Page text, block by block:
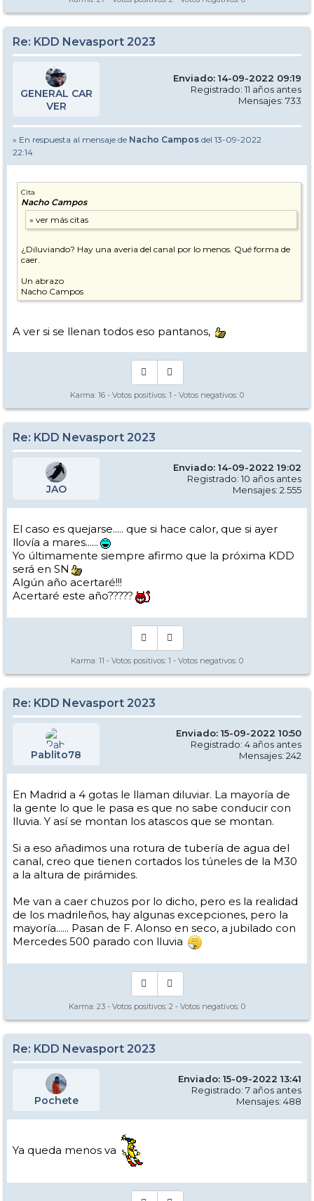
Re: KDD Nevasport 2023
GENERAL CAR
VER
Enviado: 14-09-2022 09:19
Registrado: 11 años antes
Mensajes: 733
» En respuesta al mensaje de Nacho Campos del 13-09-2022
22:14
Cita
Nacho Campos
¿Diluviando? Hay una averia del canal por lo menos. Qué forma de
caer.
Un abrazo
Nacho Campos
A ver si se llenan todos eso pantanos,
Karma: 16 - Votos positivos: 1 - Votos negativos: 0
Re: KDD Nevasport 2023
JAO
Enviado: 14-09-2022 19:02
Registrado: 10 años antes
Mensajes: 2.555
El caso es quejarse..... que si hace calor, que si ayer
llovía a mares......
Yo últimamente siempre afirmo que la próxima KDD
será en SN
Algún año acertaré!!!
Acertaré este año?????
Karma: 11 - Votos positivos: 1 - Votos negativos: 0
Re: KDD Nevasport 2023
Pablito78
Enviado: 15-09-2022 10:50
Registrado: 4 años antes
Mensajes: 242
En Madrid a 4 gotas le llaman diluviar. La mayoría de
la gente lo que le pasa es que no sabe conducir con
lluvia. Y así se montan los atascos que se montan.
Si a eso añadimos una rotura de tubería de agua del
canal, creo que tienen cortados los túneles de la M30
a la altura de pirámides.
Me van a caer chuzos por lo dicho, pero es la realidad
de los madrileños, hay algunas excepciones, pero la
mayoría...... Pasan de F. Alonso en seco, a jubilado con
Mercedes 500 parado con lluvia
Karma: 23 - Votos positivos: 2 - Votos negativos: 0
Re: KDD Nevasport 2023
Pochete
Enviado: 15-09-2022 13:41
Registrado: 7 años antes
Mensajes: 488
Ya queda menos va